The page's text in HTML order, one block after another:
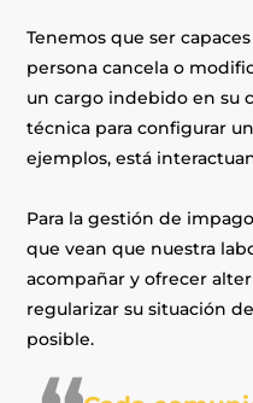
Tenemos que ser
persona cancela o
un cargo indebido en su
técnica para configurar
ejemplos, está
Para la gestión de
que vean que nuestra
acompañar y ofrecer
regularizar su situación
posible.